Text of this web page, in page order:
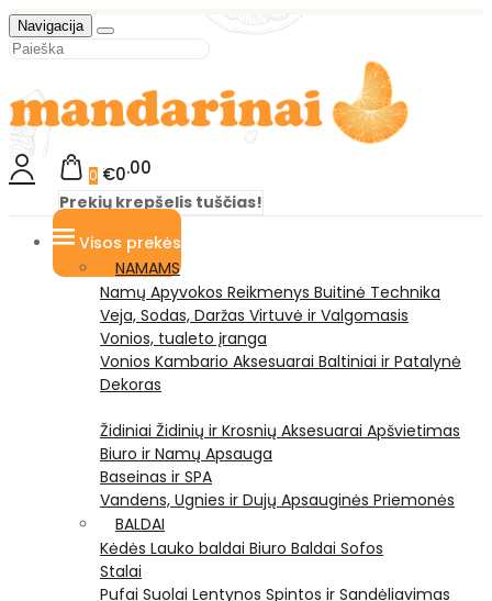
Navigacija
0 €0 00
Prekių krepšelis tuščias!
Visos prekės
NAMAMS
Namų Apyvokos Reikmenys Buitinė Technika
Veja, Sodas, Daržas Virtuvė ir Valgomasis
Vonios, tualeto įranga
Vonios Kambario Aksesuarai Baltiniai ir Patalynė
Dekoras
Židiniai Židinių ir Krosnių Aksesuarai Apšvietimas
Biuro ir Namų Apsauga
Baseinas ir SPA
Vandens, Ugnies ir Dujų Apsauginės Priemonės
BALDAI
Kėdės Lauko baldai Biuro Baldai Sofos
Stalai
Pufai Suolai Lentynos Spintos ir Sandėliavimas